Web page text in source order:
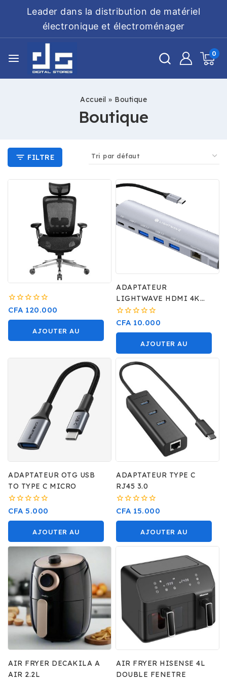
Leader dans la distribution de matériel
électronique et électroménager
0
Accueil » Boutique
Boutique
FILTRE
0
5
CFA 120.000
AJOUTER AU
ADAPTATEUR
LIGHTWAVE HDMI 4K
TYPE C
0
5
CFA 10.000
AJOUTER AU
PANIER
ADAPTATEUR OTG USB
TO TYPE C MICRO
0
5
CFA 5.000
AJOUTER AU
PANIER
ADAPTATEUR TYPE C
RJ45 3.0
0
5
CFA 15.000
AJOUTER AU
PANIER
AIR FRYER DECAKILA A
AIR 2.2L
AIR FRYER HISENSE 4L
DOUBLE FENETRE